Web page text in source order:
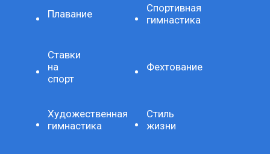
Плавание
Спортивная
гимнастика
Ставки
на
спорт
Фехтование
Художественная
гимнастика
Стиль
жизни